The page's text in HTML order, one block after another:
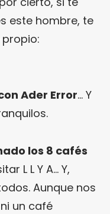
este hombre, te
Ader Error… Y
los 8 cafés
L L Y A… Y,
Aunque nos
un café